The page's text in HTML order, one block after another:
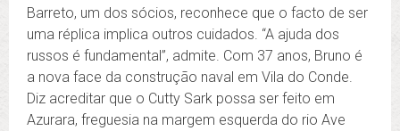
Barreto, um dos sócios, reconhece que o facto de ser
uma réplica implica outros cuidados. “A ajuda dos
russos é fundamental”, admite. Com 37 anos, Bruno é
a nova face da construção naval em Vila do Conde.
Diz acreditar que o Cutty Sark possa ser feito em
Azurara, freguesia na margem esquerda do rio Ave